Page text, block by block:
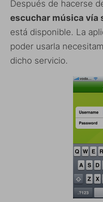
Después de hacerse
escuchar música vía
está disponible. La
poder usarla
dicho servicio.